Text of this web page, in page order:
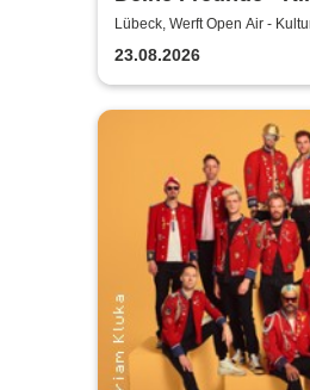
im Park - Open Air
Lübeck, Werft Open Air -
23.08.2026